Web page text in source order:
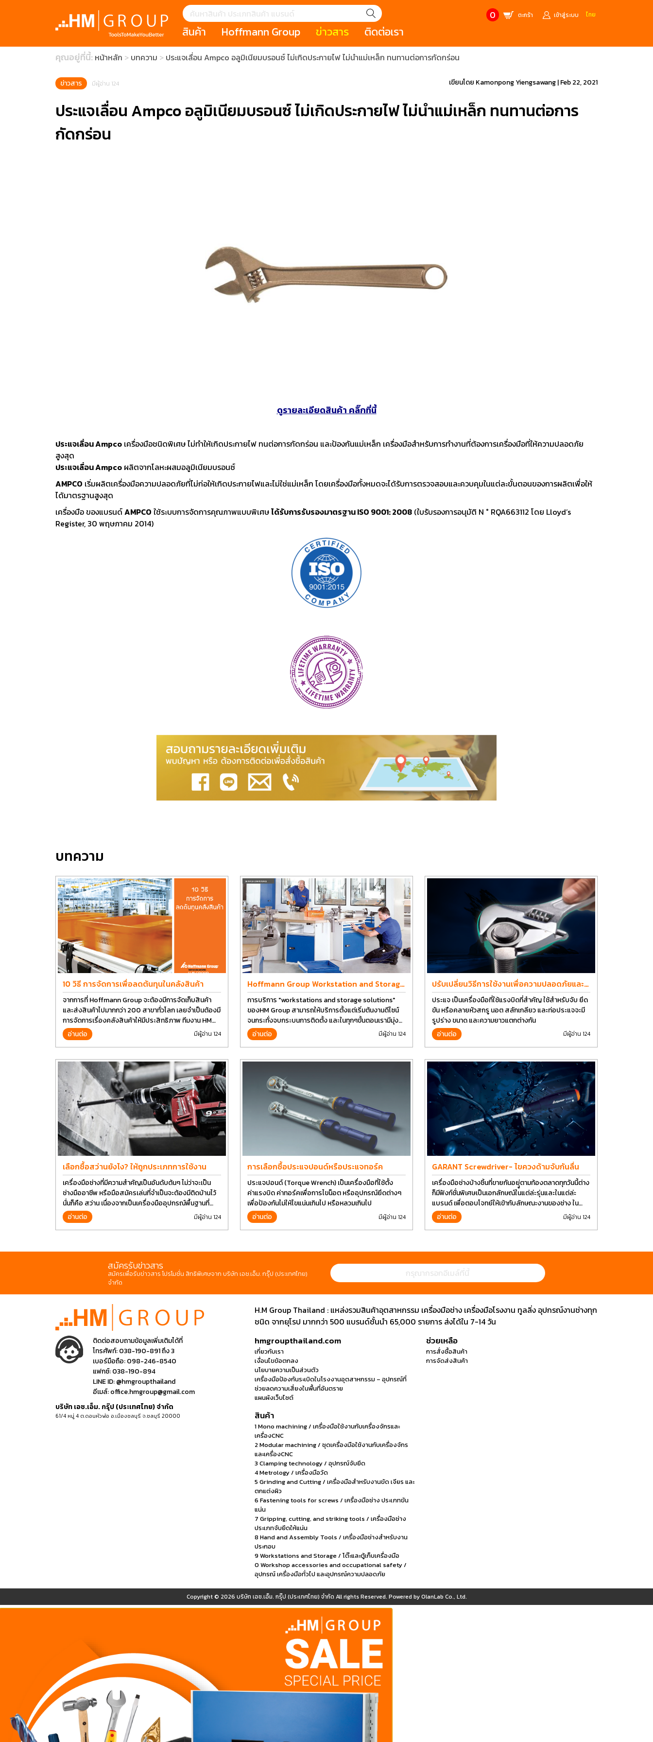
0 ตะกร้า เข้าสู่ระบบ ไทย
สินค้า
แนะนำ
มีดคัตเตอร์นิรภัย (safety cutter)
สินค้าประเภทประแจ
สินค้าราคาพิเศษจากแบรนด์ PB
สินค้าลดราคาพิเศษ
5 Grinding and Cutting / เครื่อง
มือสำหรับงานขัด เจียร และตกแต่ง
เครื่องมือช่าง ประเภทขันแน่น
tools / เครื่องมือช่าง ประเภทจับ
9 Workstations and Storage /
Hoffmann Group
HOFFMANN GROUP STORY HOLEX GARANT
MANUFACTURE’S BRANDS
ข่าวสาร
บทความ เหตุการณ์ Salespage
CONTACT US
Trusco
ติดต่อเรา
คุณอยู่ที่นี้: หน้าหลัก บทความ ประแจเลื่อน Ampco อลูมิเนียมบรอนซ์ ไม่เกิดประกายไฟ ไม่นำแม่เหล็ก ทนทานต่อการกัดกร่อน
ข่าวสาร มีผู้อ่าน 124 เขียนโดย Kamonpong Yiengsawang|Feb 22, 2021
ประแจเลื่อน Ampco อลูมิเนียมบรอนซ์ ไม่เกิดประกายไฟ ไม่นำแม่เหล็ก ทนทานต่อการ
กัดกร่อน
ดูรายละเอียดสินค้า คลิ๊กที่นี้
ประแจเลื่อน Ampco เครื่องมือชนิดพิเศษ ไม่ทำให้เกิดประกายไฟ ทนต่อการกัดกร่อน และป้องกันแม่เหล็ก เครื่องมือสำหรับการทำงานที่ต้องการเครื่องมือที่ให้ความปลอดภัย
สูงสุด
ประแจเลื่อน Ampco ผลิตจากโลหะผสมอลูมิเนียมบรอนซ์
AMPCO เริ่มผลิตเครื่องมือความปลอดภัยที่ไม่ก่อให้เกิดประกายไฟและไม่ใช่แม่เหล็ก โดยเครื่องมือทั้งหมดจะได้รับการตรวจสอบและควบคุมในแต่ละขั้นตอนของการผลิตเพื่อให้
ได้มาตรฐานสูงสุด
เครื่องมือ ของแบรนด์AMPCO ใช้ระบบการจัดการคุณภาพแบบพิเศษได้รับการรับรองมาตรฐาน ISO 9001: 2008 (ใบรับรองการอนุมัติ N ° RQA663112 โดย Lloyd’s
Register, 30 พฤษภาคม 2014)
บทความ
10 วิธี การจัดการเพื่อลดต้นทุนในคลังสินค้า
จากการที่ Hoffmann Group จะต้องมีการจัดเก็บสินค้า
และส่งสินค้าไปมากกว่า 200 สาขาทั่วโลก เลยจำเป็นต้องมี
การจัดการเรื่องคลังสินค้าให้มีประสิทธิภาพ ทีมงาน HM
Group เลยอยากนำวิธีการบางส่วนมาแบ่งปันกัน
อ่านต่อ มีผู้อ่าน 124
Hoffmann Group Workstation and Storage
Design
การบริการ "workstations and storage solutions"
ของHM Group สามารถให้บริการตั้งแต่เริ่มต้นงานดีไซน์
จนกระทั่งจบกระบนการติดตั้ง และในทุกๆขั้นตอนเรามีมุ่ง
มั่นเพื่อที่จะให้คุณได้รับคุณภาพและการที่งานที่ดีที่สุด บน
ต้นทุนที่ดีที่สุดเช่นกัน
อ่านต่อ มีผู้อ่าน 124
ปรับเปลี่ยนวิธีการใช้งานเพื่อความปลอดภัยและ
ยืดอายุการใช้งานประแจได้อีกนาน
ประแจ เป็นเครื่องมือที่ใช้แรงบิดที่สำคัญ ใช้สำหรับจับ ยึด
ขัน หรือคลายหัวสกรู นอต สลักเกลียว และท่อประแจจะมี
รูปร่าง ขนาด และความยาวแตกต่างกัน
อ่านต่อ
มีผู้อ่าน 124
เลือกซื้อสว่านยังไง? ให้ถูกประเภทการใช้งาน
เครื่องมือช่างที่มีความสำคัญเป็นอันดับต้นๆ ไม่ว่าจะเป็น
ช่างมืออาชีพ หรือมือสมัครเล่นที่จำเป็นจะต้องมีติดบ้านไว้
นั่นก็คือ สว่าน เนื่องจากเป็นเครื่องมืออุปกรณ์พื้นฐานที่
สามารถใช้ได้กับงานหลากหลายทั่วไป เรียกว่า เป็นเครื่อง
มือที่ใช้ง่าย ใครๆก็สามารถใช้ได้
อ่านต่อ มีผู้อ่าน 124
การเลือกซื้อประแจปอนด์หรือประแจทอร์ค
ประแจปอนด์ (Torque Wrench) เป็นเครื่องมือที่ใช้ตั้ง
ค่าแรงบิด ค่าทอร์คเพื่อการไขน็อต หรืออุปกรณ์ยึดต่างๆ
เพื่อป้องกันไม่ให้ไขแน่นเกินไป หรือหลวมเกินไป
อ่านต่อ
มีผู้อ่าน 124
GARANT Screwdriver- ไขควงด้ามจับกันลื่น
เครื่องมือช่างบ้างชิ้นที่ขายกันอยุู่ตามท้องตลาดทุกวันนี้ต่าง
ก็มีฟังก์ชั่นพิเศษเป็นเอกลักษณ์ในแต่ล่ะรุ่นและในแต่ล่ะ
แบรนด์ เพื่อตอบโจทย์ให้เข้ากับลักษณะงานของช่าง ใน
ปัจจุบันเราใช้งานอุปกรณ์ช่างพื้นฐานอย่างไขควงกันในงาน
หลายประเภททำให้มีการปรับเปลี่ยนรูปแบบ
อ่านต่อ มีผู้อ่าน 124
สมัครรับข่าวสาร
สมัครเพื่อรับข่าวสาร โปรโมชั่น สิทธิพิเศษจาก บริษัท เอช.เอ็ม. กรุ๊ป (ประเทศไทย)
จำกัด
ติดต่อสอบถามข้อมูลเพิ่มเติมได้ที่
โทรศัพท์:038-190-891 ถึง 3
เบอร์มือถือ:098-246-8540
แฟกซ์:038-190-894
LINE ID:@hmgroupthailand
อีเมล์:office.hmgroup@gmail.com
บริษัท เอช.เอ็ม. กรุ๊ป (ประเทศไทย) จำกัด
61/4 หมู่ 4 ต.ดอนหัวฬ่อ อ.เมืองชลบุรี จ.ชลบุรี 20000
H.M Group Thailand : แหล่งรวมสินค้าอุตสาหกรรม เครื่องมือช่าง เครื่องมือโรงงาน ทูลลิ่ง อุปกรณ์งานช่างทุก
ชนิด จากยุโรป มากกว่า 500 แบรนด์ชั้นนำ 65,000 รายการ ส่งได้ใน 7-14 วัน
hmgroupthailand.com
เกี่ยวกับเรา
เงื่อนไขข้อตกลง
นโยบายความเป็นส่วนตัว
เครื่องมือป้องกันระเบิดในโรงงานอุตสาหกรรม – อุปกรณ์ที่
ช่วยลดความเสี่ยงในพื้นที่อันตราย
แผนผังเว็บไซต์
ช่วยเหลือ
การสั่งซื้อสินค้า
การจัดส่งสินค้า
สินค้า
1 Mono machining / เครื่องมือใช้งานกับเครื่องจักรและ
เครื่องCNC
2 Modular machining / ชุดเครื่องมือใช้งานกับเครื่องจักร
และเครื่องCNC
3 Clamping technology / อุปกรณ์จับยึด
4 Metrology / เครื่องมือวัด
5 Grinding and Cutting / เครื่องมือสำหรับงานขัด เจียร และ
ตกแต่งผิว
6 Fastening tools for screws / เครื่องมือช่าง ประเภทขัน
แน่น
7 Gripping, cutting, and striking tools / เครื่องมือช่าง
ประเภทจับยึดให้แน่น
8 Hand and Assembly Tools / เครื่องมือช่างสำหรับงาน
ประกอบ
9 Workstations and Storage / โต๊ะและตู้เก็บเครื่องมือ
0 Workshop accessories and occupational safety /
อุปกรณ์ เครื่องมือทั่วไป และอุปกรณ์ความปลอดภัย
Copyright © 2026 บริษัท เอช.เอ็ม. กรุ๊ป (ประเทศไทย) จำกัด All rights Reserved. Powered byOlanLab Co., Ltd.